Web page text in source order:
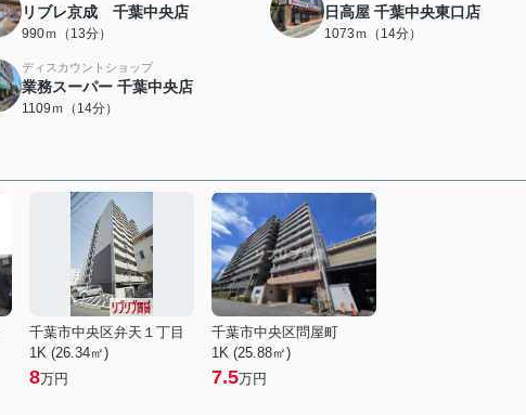
リブレ京成 千葉中央店
990ｍ（13分）
日高屋 千葉中央東口店
1073ｍ（14分）
ディスカウントショップ
業務スーパー 千葉中央店
1109ｍ（14分）
千葉市中央区弁天１丁目
1K (26.34㎡)
8万円
千葉市中央区問屋町
1K (25.88㎡)
7.5万円